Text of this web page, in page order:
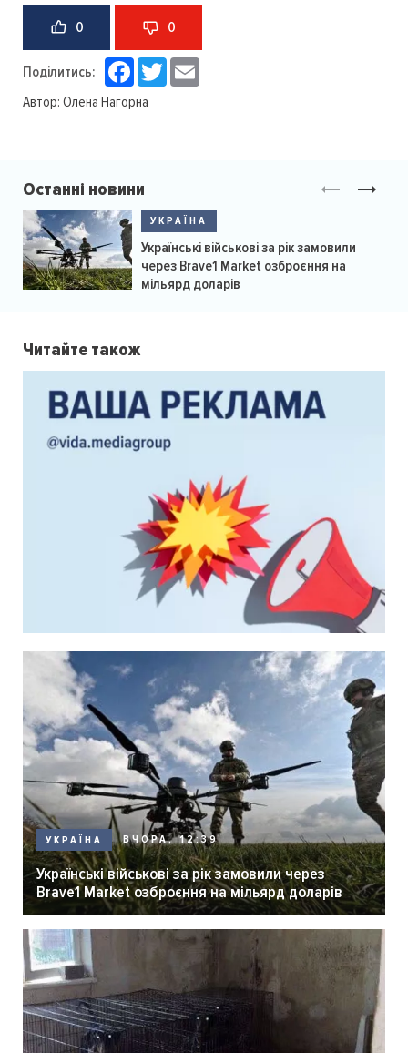
0 0
Поділитись: Facebook
Twitter
Автор: Олена Нагорна
Останні новини
УКРАЇНА
Українські військові за рік замовили
через Brave1 Market озброєння на
мільярд доларів
Читайте також
УКРАЇНА ВЧОРА, 12:39
Українські військові за рік замовили через
Brave1 Market озброєння на мільярд доларів